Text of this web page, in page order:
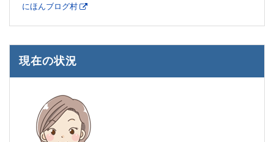
にほんブログ村
現在の状況